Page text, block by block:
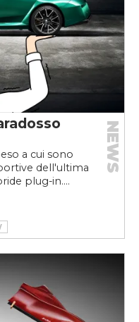
a cui sono
dell'ultima
plug-in....
NEWS